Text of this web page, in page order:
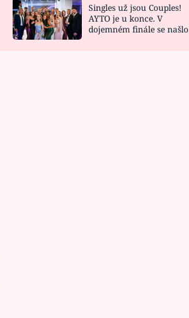
Singles už jsou Couples!
AYTO je u konce. V
dojemném finále se našlo